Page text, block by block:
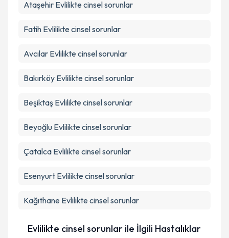
Ataşehir Evlilikte cinsel sorunlar
Fatih Evlilikte cinsel sorunlar
Avcılar Evlilikte cinsel sorunlar
Bakırköy Evlilikte cinsel sorunlar
Beşiktaş Evlilikte cinsel sorunlar
Beyoğlu Evlilikte cinsel sorunlar
Çatalca Evlilikte cinsel sorunlar
Esenyurt Evlilikte cinsel sorunlar
Kağıthane Evlilikte cinsel sorunlar
Evlilikte cinsel sorunlar ile İlgili Hastalıklar